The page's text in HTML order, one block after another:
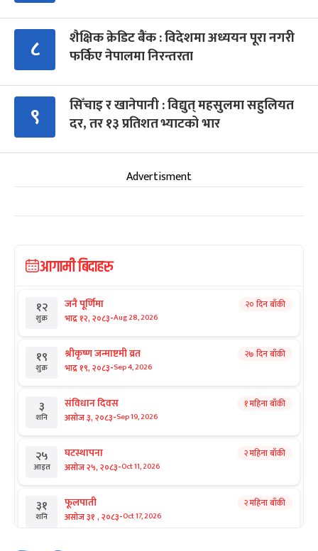
८
शैक्षिक क्रेडिट बैंक : विदेशमा अध्ययन पूरा नगरी
फर्किए नेपालमा निरन्तरता
९
सिँचाइ र खानेपानी : विद्युत् महसुलमा सहुलियत
दर, तर १३ प्रतिशत भ्याटको भार
Advertisment
आगामी बिदाहरु
१२
शुक्र
जनै पूर्णिमा
भाद्र १२, २०८३-Aug 28, 2026
२० दिन बाँकी
१९
शुक्र
श्रीकृष्ण जन्माष्टमी व्रत
भाद्र १९, २०८३-Sep 4, 2026
२७ दिन बाँकी
३
शनि
संविधान दिवस
असोज ३, २०८३-Sep 19, 2026
१ महिना बाँकी
२५
आइत
घटस्थापना
असोज २५, २०८३-Oct 11, 2026
२ महिना बाँकी
३१
शनि
फूलपाती
असोज ३१ , २०८३-Oct 17, 2026
२ महिना बाँकी